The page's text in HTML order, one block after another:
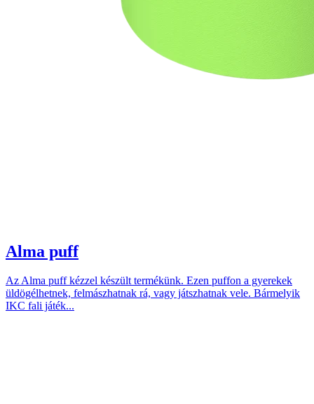
Alma puff
Az Alma puff kézzel készült termékünk. Ezen puffon a gyerekek
üldögélhetnek, felmászhatnak rá, vagy játszhatnak vele. Bármelyik
IKC fali játék...